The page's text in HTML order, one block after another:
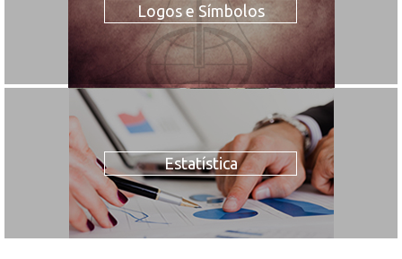
Logos e Símbolos
Estatística